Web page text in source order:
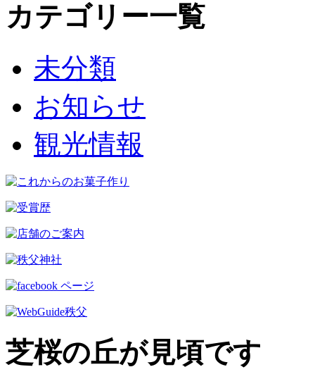
カテゴリー一覧
未分類
お知らせ
観光情報
芝桜の丘が見頃です